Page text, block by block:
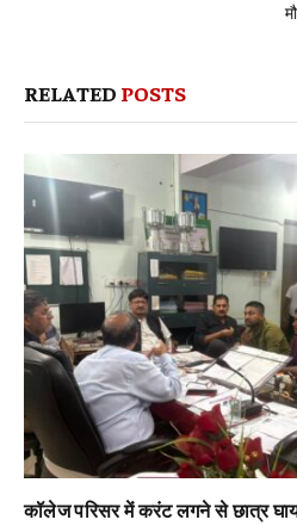
RELATED POSTS
कॉलेज परिसर में करंट लगने से छात्र